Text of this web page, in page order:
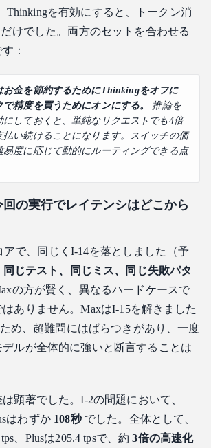
Thinkingを有効にすると、トークン消
けでした。両方のセットを合わせる
：
お金を節約するためにThinkingをオフに
精度を買うためにオンにする。
推論を
にしておくと、単純なリクエストでも4倍
払い続けることになります。スイッチの価
易度に応じて動的にルーティングできる点
回の実行でレイテンシはどこから
アで、同じくI-14を落としました（予
同じテスト、同じミス、同じ失敗パタ
の方が賢く、異なるハードケースで
ありません。MaxはI-15を解きました
め、超難問にはばらつきがあり、一度
ルが全体的に強いと断言することは
顕著でした。I-2の問題において、
はわずか 108秒でした。全体として、
、Plusは205.4 tpsで、約3倍の高速化